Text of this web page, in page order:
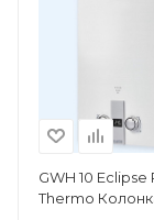
GWH 10 Eclipse
Thermo